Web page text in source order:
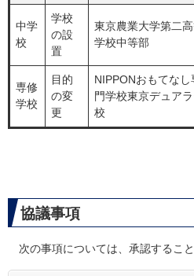
中学
校
学校
の設
置
東京農業大学第二
学校中等部
専修
学校
目的
の変
更
NIPPONおもてなし
門学校東京デュア
校
協議事項
次の事項については、承認すること